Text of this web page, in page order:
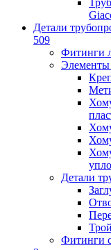
Детали
509
Фитинги
Элементы
Детали
Фитинги